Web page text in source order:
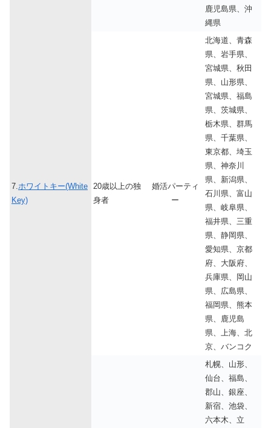
鹿児島県、沖
縄県
7. ホワイトキー(White
Key)
20歳以上の独
身者
婚活パーティ
ー
北海道、青森
県、岩手県、
宮城県、秋田
県、山形県、
宮城県、福島
県、茨城県、
栃木県、群馬
県、千葉県、
東京都、埼玉
県、神奈川
県、新潟県、
石川県、富山
県、岐阜県、
福井県、三重
県、静岡県、
愛知県、京都
府、大阪府、
兵庫県、岡山
県、広島県、
福岡県、熊本
県、鹿児島
県、上海、北
京、バンコク
札幌、山形、
仙台、福島、
郡山、銀座、
新宿、池袋、
六本木、立